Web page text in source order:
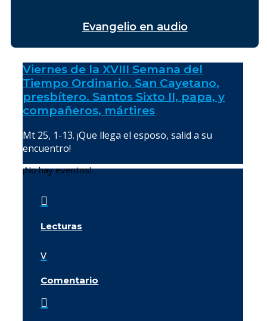
Evangelio en audio
Viernes de la XVIII Semana del
Tiempo Ordinario. San Cayetano,
presbítero. Santos Sixto II, papa, y
compañeros, mártires
Mt 25, 1-13. ¡Que llega el esposo, salid a su
encuentro!
¡No hay eventos!

Lecturas
v
Comentario
